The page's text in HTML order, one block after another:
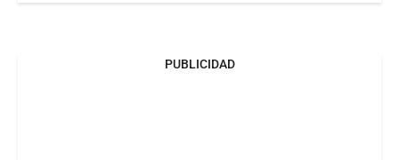
PUBLICIDAD